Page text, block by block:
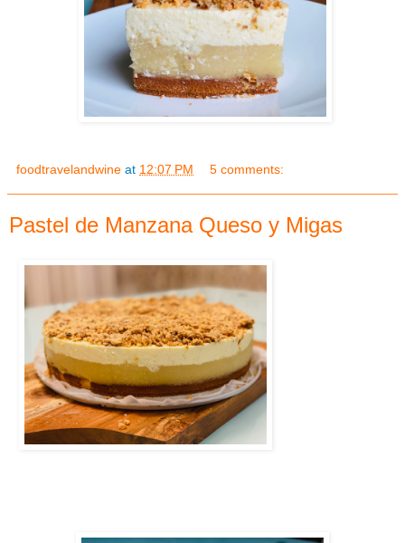
foodtravelandwine at 12:07 PM 5 comments:
Pastel de Manzana Queso y Migas